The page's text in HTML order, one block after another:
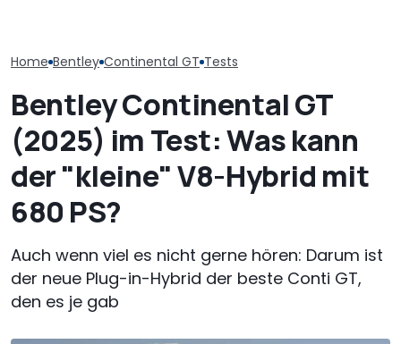
Home Bentley Continental GT Tests
Bentley Continental GT
(2025) im Test: Was kann
der "kleine" V8-Hybrid mit
680 PS?
Auch wenn viel es nicht gerne hören: Darum ist
der neue Plug-in-Hybrid der beste Conti GT,
den es je gab